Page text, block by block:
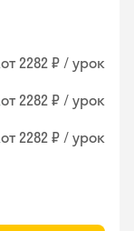
от 2282 ₽ / урок
от 2282 ₽ / урок
от 2282 ₽ / урок